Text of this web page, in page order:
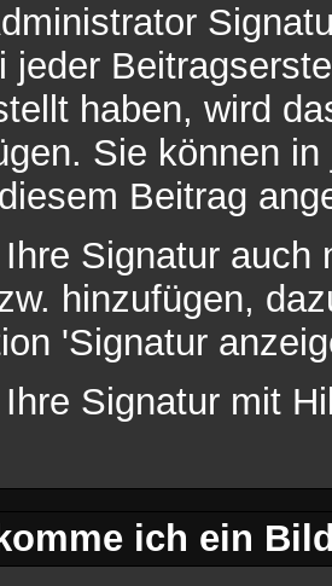
jeder
haben, wird
Sie können
Beitrag
Signatur
hinzufügen,
'Signatur
Signatur mit
ich ein